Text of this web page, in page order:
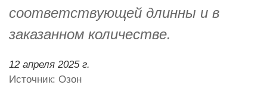
соответствующей длинны и в
заказанном количестве.
12 апреля 2025 г.
Источник: Озон